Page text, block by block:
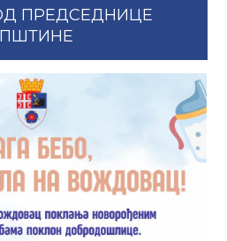
ПРЕДСЕДНИЦЕ